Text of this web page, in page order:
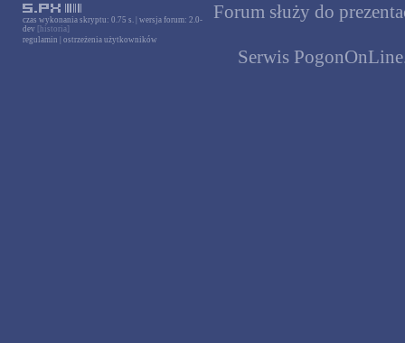
czas wykonania skryptu: 0.75 s. | wersja forum: 2.0-
dev [historia]
regulamin
ostrzeżenia użytkowników
Forum służy do
Serwis